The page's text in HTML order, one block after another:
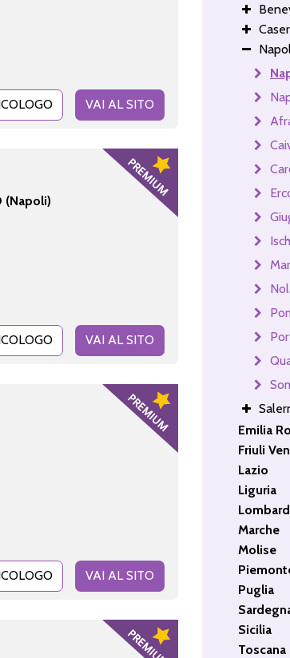
VAI AL SITO
(Napoli)
VAI AL SITO
VAI AL SITO
Emilia
Friuli
Lazio
Liguria
Marche
Molise
Puglia
Sicilia
Toscana